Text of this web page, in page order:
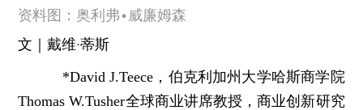
资料图：奥利弗•威廉姆森
文｜戴维·蒂斯
*David J.Teece，伯克利加州大学哈斯商学院
Thomas W.Tusher全球商业讲席教授，商业创新研究